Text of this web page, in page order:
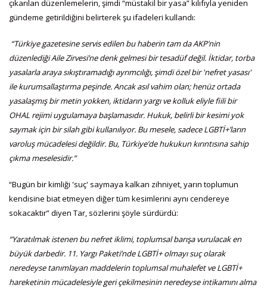
çıkarılan düzenlemelerin, şimdi “müstakil bir yasa” kılıfıyla yeniden
gündeme getirildiğini belirterek şu ifadeleri kullandı:
“Türkiye gazetesine servis edilen bu haberin tam da AKP’nin
düzenlediği Aile Zirvesi’ne denk gelmesi bir tesadüf değil. İktidar, torba
yasalarla araya sıkıştıramadığı ayrımcılığı, şimdi özel bir 'nefret yasası'
ile kurumsallaştırma peşinde. Ancak asıl vahim olan; henüz ortada
yasalaşmış bir metin yokken, iktidarın yargı ve kolluk eliyle fiili bir
OHAL rejimi uygulamaya başlamasıdır. Hukuk, belirli bir kesimi yok
saymak için bir silah gibi kullanılıyor. Bu mesele, sadece LGBTİ+’ların
varoluş mücadelesi değildir. Bu, Türkiye’de hukukun kırıntısına sahip
çıkma meselesidir.”
“Bugün bir kimliği 'suç' saymaya kalkan zihniyet, yarın toplumun
kendisine biat etmeyen diğer tüm kesimlerini aynı cendereye
sokacaktır” diyen Tar, sözlerini şöyle sürdürdü:
“Yaratılmak istenen bu nefret iklimi, toplumsal barışa vurulacak en
büyük darbedir. 11. Yargı Paketi’nde LGBTİ+ olmayı suç olarak
neredeyse tanımlayan maddelerin toplumsal muhalefet ve LGBTİ+
hareketinin mücadelesiyle geri çekilmesinin neredeyse intikamını alma